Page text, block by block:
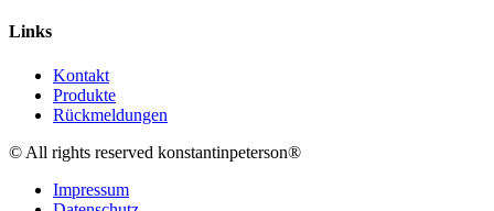
Links
Kontakt
Produkte
Rückmeldungen
© All rights reserved konstantinpeterson®
Impressum